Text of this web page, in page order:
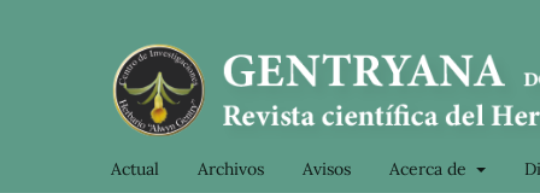
Actual Archivos Avisos Acerca de